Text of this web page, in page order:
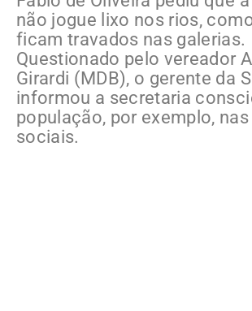
não jogue lixo nos rios,
ficam travados nas galerias.
Questionado pelo vereador
Girardi (MDB), o gerente da
informou a secretaria
população, por exemplo,
sociais.